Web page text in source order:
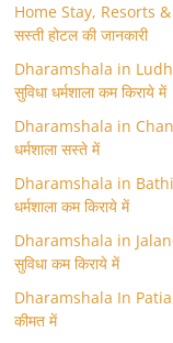
Home Stay, Resorts &
सस्ती होटल की जानकारी
Dharamshala in
सुविधा धर्मशाला कम किराये में
Dharamshala in
धर्मशाला सस्ते में
Dharamshala in
धर्मशाला कम किराये में
Dharamshala in
सुविधा कम किराये में
Dharamshala In Patiala
कीमत में